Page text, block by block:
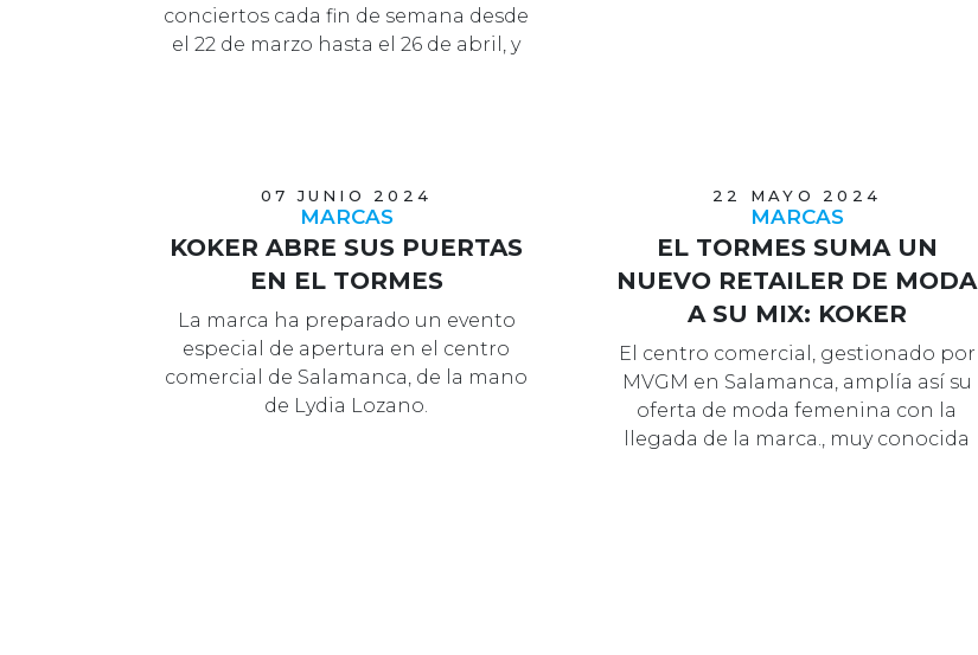
conciertos cada fin de semana desde
el 22 de marzo hasta el 26 de abril, y
07 JUNIO 2024
MARCAS
KOKER ABRE SUS PUERTAS
EN EL TORMES
La marca ha preparado un evento
especial de apertura en el centro
comercial de Salamanca, de la mano
de Lydia Lozano.
22 MAYO 2024
MARCAS
EL TORMES SUMA UN
NUEVO RETAILER DE MODA
A SU MIX: KOKER
El centro comercial, gestionado por
MVGM en Salamanca, amplía así su
oferta de moda femenina con la
llegada de la marca., muy conocida